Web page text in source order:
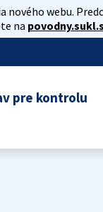
nového webu.
na
pre kontrolu